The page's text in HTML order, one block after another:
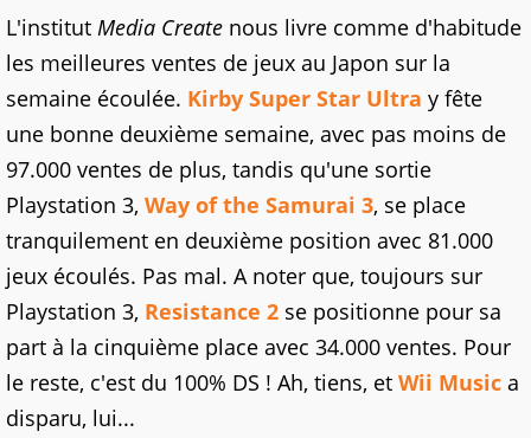
L'institut Media Create nous livre comme d'habitude
les meilleures ventes de jeux au Japon sur la
semaine écoulée. Kirby Super Star Ultra y fête
une bonne deuxième semaine, avec pas moins de
97.000 ventes de plus, tandis qu'une sortie
Playstation 3, Way of the Samurai 3, se place
tranquilement en deuxième position avec 81.000
jeux écoulés. Pas mal. A noter que, toujours sur
Playstation 3, Resistance 2 se positionne pour sa
part à la cinquième place avec 34.000 ventes. Pour
le reste, c'est du 100% DS ! Ah, tiens, et Wii Music a
disparu, lui...